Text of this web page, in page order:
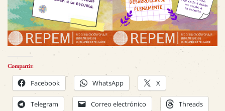
Compartir:
Facebook WhatsApp X
Telegram Correo electrónico Threads